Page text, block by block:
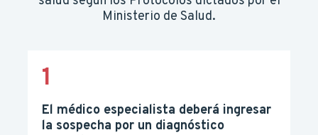
Ministerio de Salud.
1
El médico especialista deberá ingresar
la sospecha por un diagnóstico